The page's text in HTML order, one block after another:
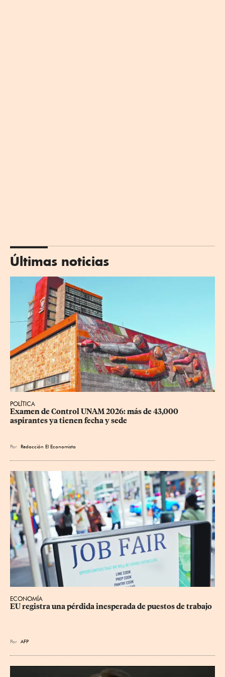
Últimas noticias
POLÍTICA
Examen de Control UNAM 2026: más de 43,000
aspirantes ya tienen fecha y sede
Por Redacción El Economista
ECONOMÍA
EU registra una pérdida inesperada de puestos de trabajo
Por AFP